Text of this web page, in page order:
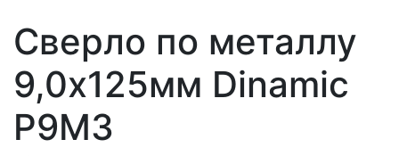
Сверло по металлу
9,0х125мм Dinamic
Р9М3